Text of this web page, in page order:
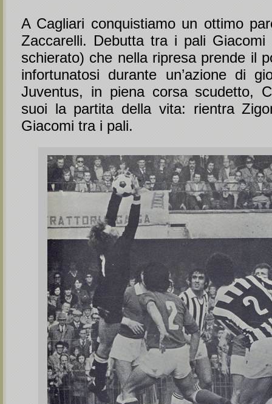
A Cagliari conquistiamo un ottimo
Zaccarelli. Debutta tra i pali Giacomi
schierato) che nella ripresa prende il
infortunatosi durante un’azione di
Juventus, in piena corsa scudetto,
suoi la partita della vita: rientra
Giacomi tra i pali.